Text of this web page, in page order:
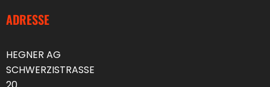
ADRESSE
HEGNER AG
SCHWERZISTRASSE